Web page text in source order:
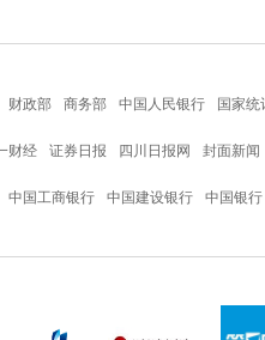
财政部 商务部 中国人民银行 国家统
财经 证券日报 四川日报网 封面新闻
中国工商银行 中国建设银行 中国银行